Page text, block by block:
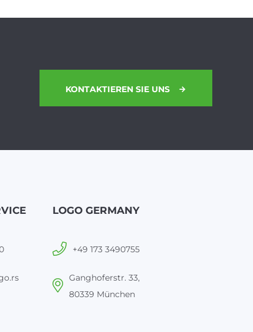
KONTAKTIEREN SIE UNS
LOGO GERMANY
+49 173 3490755
Ganghoferstr. 33,
80339 München